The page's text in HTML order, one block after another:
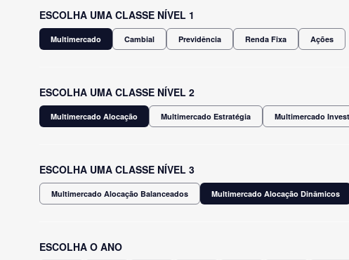
ESCOLHA UMA CLASSE NÍVEL 1
Multimercado Cambial Previdência Renda Fixa Ações
ESCOLHA UMA CLASSE NÍVEL 2
Multimercado Alocação Multimercado Estratégia Multimercado
ESCOLHA UMA CLASSE NÍVEL 3
Multimercado Alocação Balanceados Multimercado Alocação Dinâmicos
ESCOLHA O ANO